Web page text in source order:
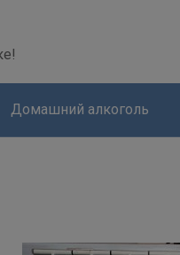
Домашний алкоголь